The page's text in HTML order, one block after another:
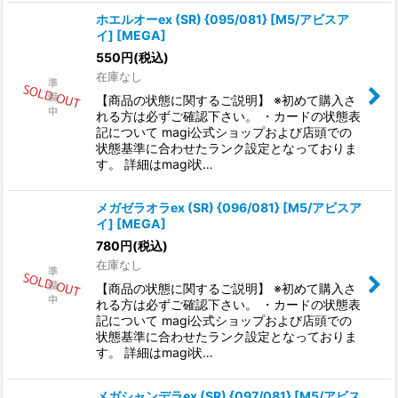
ホエルオーex (SR) {095/081} [M5/アビスア
イ] [MEGA]
550円(税込)
在庫なし
【商品の状態に関するご説明】 ※初めて購入さ
れる方は必ずご確認下さい。 ・カードの状態表
記について magi公式ショップおよび店頭での
状態基準に合わせたランク設定となっておりま
す。 詳細はmagi状…
メガゼラオラex (SR) {096/081} [M5/アビスア
イ] [MEGA]
780円(税込)
在庫なし
【商品の状態に関するご説明】 ※初めて購入さ
れる方は必ずご確認下さい。 ・カードの状態表
記について magi公式ショップおよび店頭での
状態基準に合わせたランク設定となっておりま
す。 詳細はmagi状…